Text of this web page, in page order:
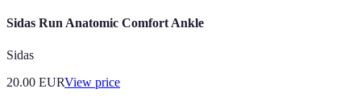
Sidas Run Anatomic Comfort Ankle
Sidas
20.00 EURView price